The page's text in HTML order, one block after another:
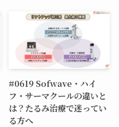
#0619 Sofwave・ハイ
フ・サーマクールの違いと
は？たるみ治療で迷ってい
る方へ